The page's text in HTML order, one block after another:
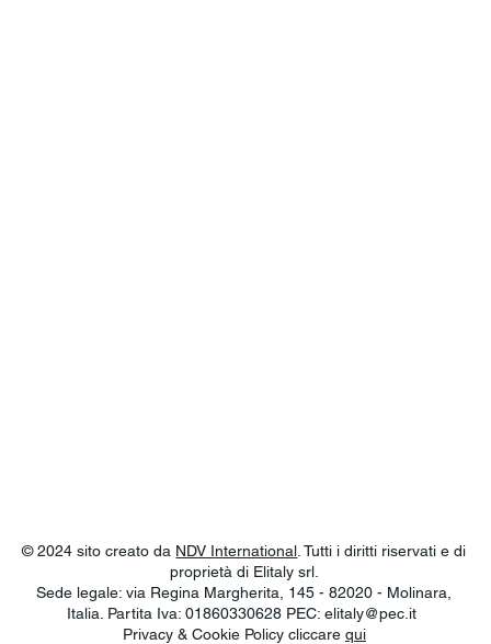
© 2024 sito creato da NDV International . Tutti i diritti riservati e di
proprietà di Elitaly srl.
Sede legale: via Regina Margherita, 145 - 82020 - Molinara,
Italia. Partita Iva: 01860330628 PEC:elitaly@pec.it
Privacy & Cookie Policy cliccare qui